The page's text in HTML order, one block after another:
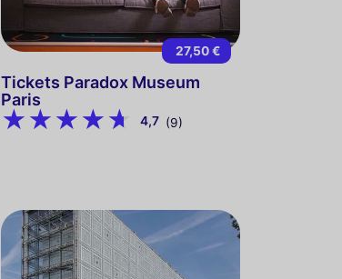
27,50 €
Tickets Paradox Museum
Paris
4,7 (9)